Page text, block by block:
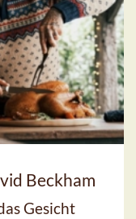
Beckham
Gesicht